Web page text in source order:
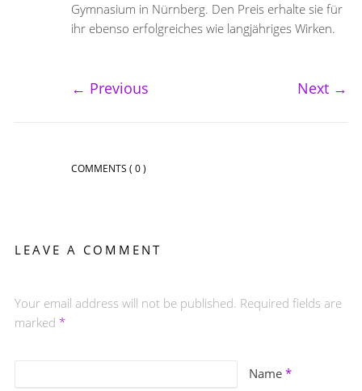
Gymnasium in Nürnberg. Den Preis erhalte sie für
ihr ebenso erfolgreiches wie langjähriges Wirken.
← Previous Next →
COMMENTS ( 0 )
LEAVE A COMMENT
Your email address will not be published. Required fields are
marked *
Name *